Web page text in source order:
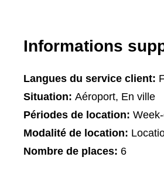
Informations
Langues du service client:
Situation: Aéroport, En ville
Périodes de location:
Modalité de location:
Nombre de places: 6